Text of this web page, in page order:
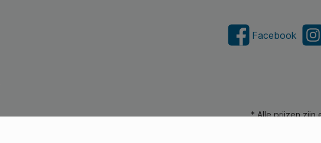
Facebook
* Alle prijzen zijn